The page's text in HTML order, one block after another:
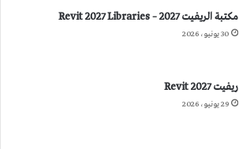
مكتبة الريفيت 2027 – Revit 2027 Libraries
30 يونيو، 2026
ريفيت 2027 Revit
29 يونيو، 2026